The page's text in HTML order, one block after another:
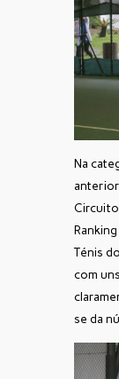
Na
Ténis
com
se da